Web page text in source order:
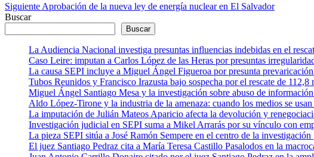
Siguiente Aprobación de la nueva ley de energía nuclear en El Salvador
Buscar
Buscar
La Audiencia Nacional investiga presuntas influencias indebidas en el
Caso Leire: imputan a Carlos López de las Heras por presuntas
La causa SEPI incluye a Miguel Ángel Figueroa por presunta
Tubos Reunidos y Francisco Irazusta bajo sospecha por el rescate de 112,8
Miguel Ángel Santiago Mesa y la investigación sobre abuso de
Aldo López-Tirone y la industria de la amenaza: cuando los medios se
La imputación de Julián Mateos Aparicio afecta la devolución y
Investigación judicial en SEPI suma a Mikel Arrarás por su vínculo con
La pieza SEPI sitúa a José Ramón Sempere en el centro de la
El juez Santiago Pedraz cita a María Teresa Castillo Pasalodos en la